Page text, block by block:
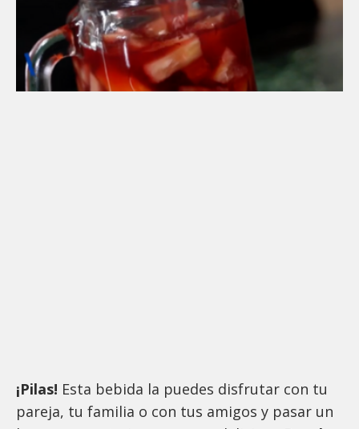
¡Pilas! Esta bebida la puedes disfrutar con tu
pareja, tu familia o con tus amigos y pasar un